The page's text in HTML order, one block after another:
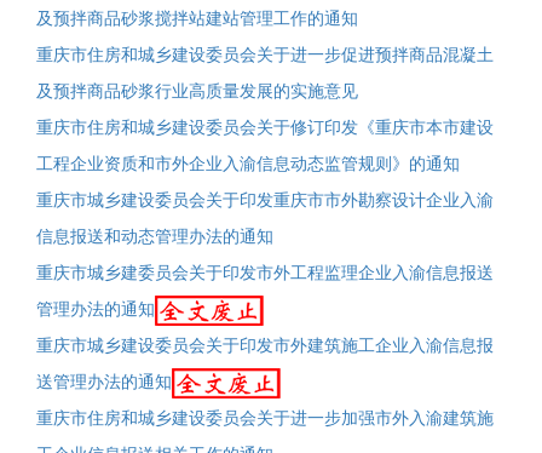
及预拌商品砂浆搅拌站建站管理工作的通知
重庆市住房和城乡建设委员会关于进一步促进预拌商品混凝土
及预拌商品砂浆行业高质量发展的实施意见
重庆市住房和城乡建设委员会关于修订印发《重庆市本市建设
工程企业资质和市外企业入渝信息动态监管规则》的通知
重庆市城乡建设委员会关于印发重庆市市外勘察设计企业入渝
信息报送和动态管理办法的通知
重庆市城乡建委员会关于印发市外工程监理企业入渝信息报送
管理办法的通知
重庆市城乡建设委员会关于印发市外建筑施工企业入渝信息报
送管理办法的通知
重庆市住房和城乡建设委员会关于进一步加强市外入渝建筑施